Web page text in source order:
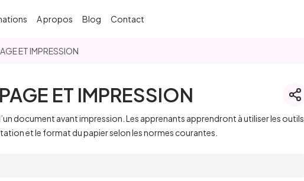
A propos Blog Contact
ET IMPRESSION
ET IMPRESSION
document avant impression. Les apprenants apprendront à utiliser les outils
et le format du papier selon les normes courantes.